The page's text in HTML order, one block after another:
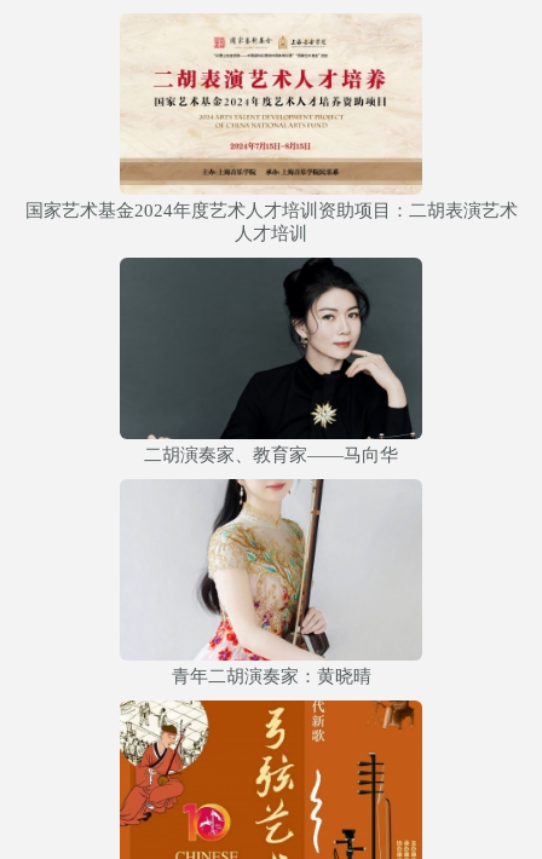
国家艺术基金2024年度艺术人才培训资助项目：二胡表演艺术
人才培训
二胡演奏家、教育家——马向华
青年二胡演奏家：黄晓晴